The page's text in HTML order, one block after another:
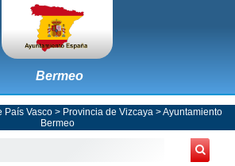
Bermeo
País Vasco > Provincia de Vizcaya >Ayuntamiento
Bermeo